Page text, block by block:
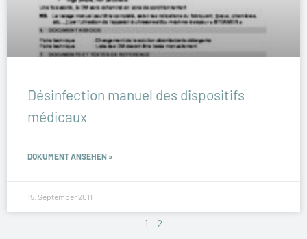
Désinfection manuel des dispositifs
médicaux
DOKUMENT ANSEHEN »
15. September 2011
1 2